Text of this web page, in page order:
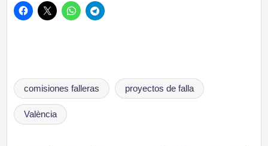
Etiquetas:
comisiones falleras proyectos de falla
València